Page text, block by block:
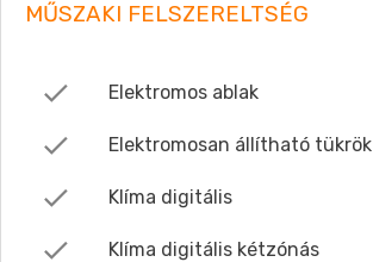
MŰSZAKI FELSZERELTSÉG
Elektromos ablak
Elektromosan állítható tükrök
Klíma digitális
Klíma digitális kétzónás